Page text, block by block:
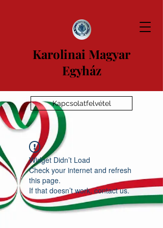
Karolinai Magyar
Egyház
Kapcsolatfelvétel
Widget Didn’t Load
Check your internet and refresh
this page.
If that doesn’t work, contact us.